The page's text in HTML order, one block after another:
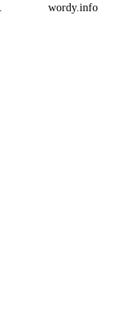
wordy.info